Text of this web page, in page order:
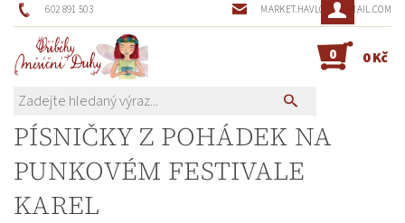
602 891 503 MARKET.HAVLOVA@GMAIL.COM
0 0 Kč
PÍSNIČKY Z POHÁDEK NA
PUNKOVÉM FESTIVALE
KAREL